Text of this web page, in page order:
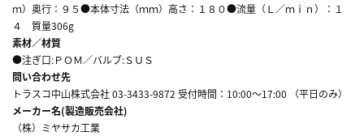
ｍ）奥行：９５●本体寸法（ｍｍ）高さ：１８０●流量（Ｌ／ｍｉｎ）：１
４ 質量306g
素材／材質
●注ぎ口:ＰＯＭ／バルブ:ＳＵＳ
問い合わせ先
トラスコ中山株式会社 03-3433-9872 受付時間：10:00～17:00 （平日のみ）
メーカー名(製造販売会社)
（株）ミヤサカ工業